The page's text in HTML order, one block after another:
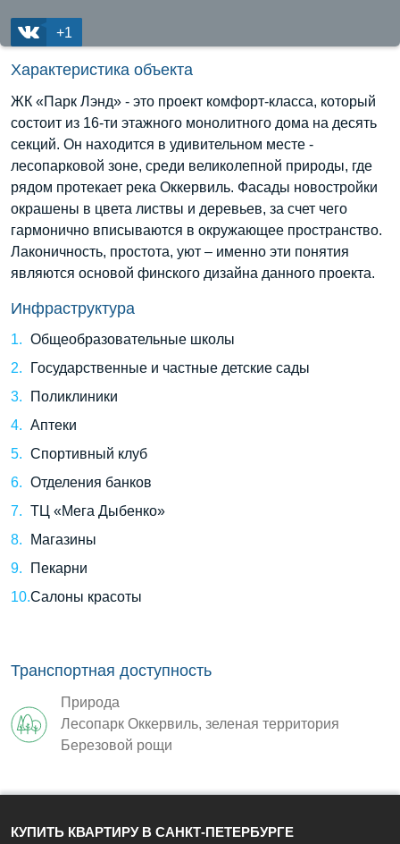
+1
Характеристика объекта
ЖК «Парк Лэнд» - это проект комфорт-класса, который
состоит из 16-ти этажного монолитного дома на десять
секций. Он находится в удивительном месте -
лесопарковой зоне, среди великолепной природы, где
рядом протекает река Оккервиль. Фасады новостройки
окрашены в цвета листвы и деревьев, за счет чего
гармонично вписываются в окружающее пространство.
Лаконичность, простота, уют – именно эти понятия
являются основой финского дизайна данного проекта.
Инфраструктура
Общеобразовательные школы
Государственные и частные детские сады
Поликлиники
Аптеки
Спортивный клуб
Отделения банков
ТЦ «Мега Дыбенко»
Магазины
Пекарни
Салоны красоты
Транспортная доступность
Природа
Лесопарк Оккервиль, зеленая территория
Березовой рощи
КУПИТЬ КВАРТИРУ В САНКТ-ПЕТЕРБУРГЕ